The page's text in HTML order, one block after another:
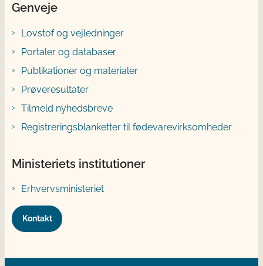
Genveje
Lovstof og vejledninger
Portaler og databaser
Publikationer og materialer
Prøveresultater
Tilmeld nyhedsbreve
Registreringsblanketter til fødevarevirksomheder
Ministeriets institutioner
Erhvervsministeriet
Kontakt